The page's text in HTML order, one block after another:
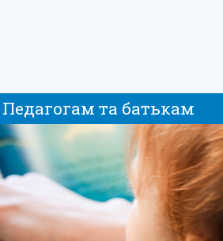
Педагогам та батькам